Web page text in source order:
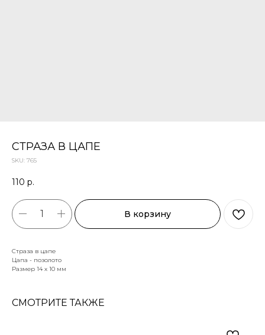
СТРАЗА В ЦАПЕ
SKU: 765
110 р.
В корзину
Страза в цапе
Цапа - позолото
Размер 14 х 10 мм
СМОТРИТЕ ТАКЖЕ